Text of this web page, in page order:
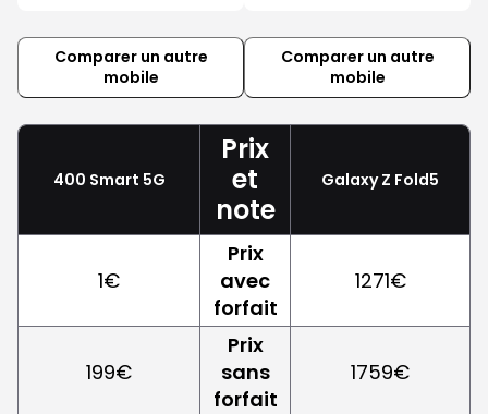
Comparer un autre
mobile
Comparer un autre
mobile
400 Smart 5G
Prix
et
note
Galaxy Z Fold5
1€
Prix
avec
forfait
1271€
199€
Prix
sans
forfait
1759€